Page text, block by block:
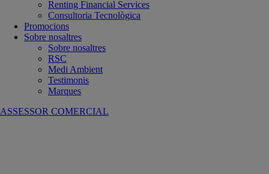
Renting Financial Services
Consultoria Tecnològica
Promocions
Sobre nosaltres
Sobre nosaltres
RSC
Medi Ambient
Testimonis
Marques
ASSESSOR COMERCIAL